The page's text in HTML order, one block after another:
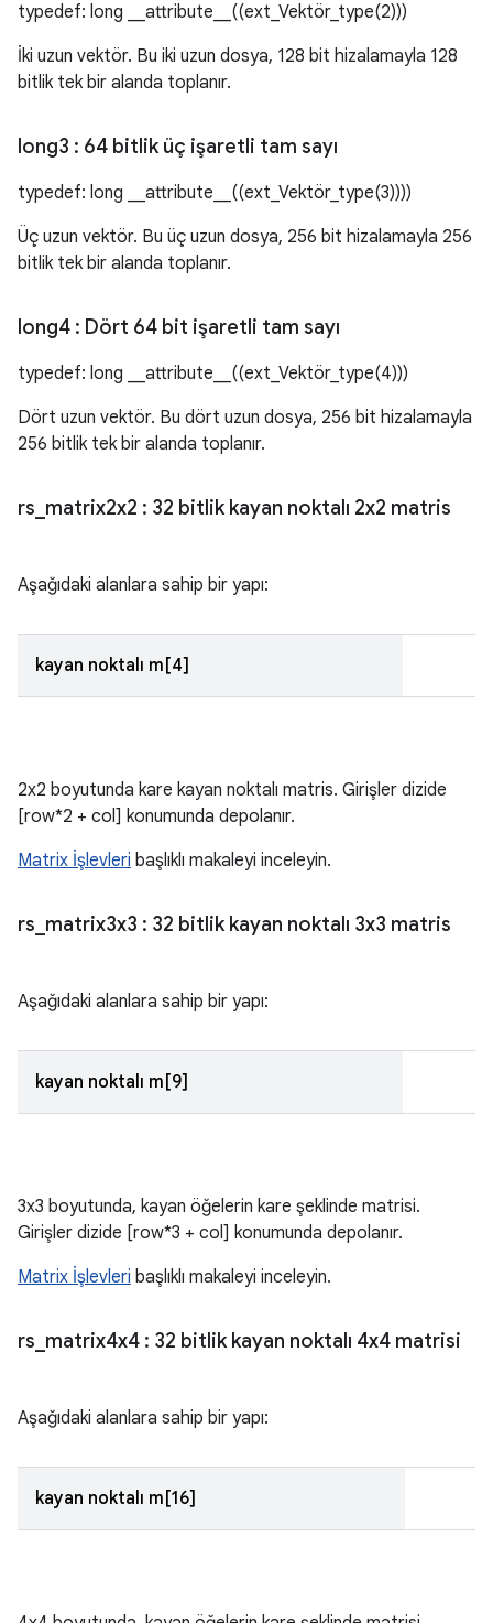
typedef: long __attribute__((ext_Vektör_type(2)))
İki uzun vektör. Bu iki uzun dosya, 128 bit hizalamayla 128
bitlik tek bir alanda toplanır.
long3 : 64 bitlik üç işaretli tam sayı
typedef: long __attribute__((ext_Vektör_type(3))))
Üç uzun vektör. Bu üç uzun dosya, 256 bit hizalamayla 256
bitlik tek bir alanda toplanır.
long4 : Dört 64 bit işaretli tam sayı
typedef: long __attribute__((ext_Vektör_type(4)))
Dört uzun vektör. Bu dört uzun dosya, 256 bit hizalamayla
256 bitlik tek bir alanda toplanır.
rs matrix2x2 : 32 bitlik kayan noktalı 2x2 matris
Aşağıdaki alanlara sahip bir yapı:
kayan noktalı m[4]
2x2 boyutunda kare kayan noktalı matris. Girişler dizide
[row*2 + col] konumunda depolanır.
Matrix İşlevleri başlıklı makaleyi inceleyin.
rs matrix3x3 : 32 bitlik kayan noktalı 3x3 matris
Aşağıdaki alanlara sahip bir yapı:
kayan noktalı m[9]
3x3 boyutunda, kayan öğelerin kare şeklinde matrisi.
Girişler dizide [row*3 + col] konumunda depolanır.
Matrix İşlevleri başlıklı makaleyi inceleyin.
rs matrix4x4 : 32 bitlik kayan noktalı 4x4 matrisi
Aşağıdaki alanlara sahip bir yapı:
kayan noktalı m[16]